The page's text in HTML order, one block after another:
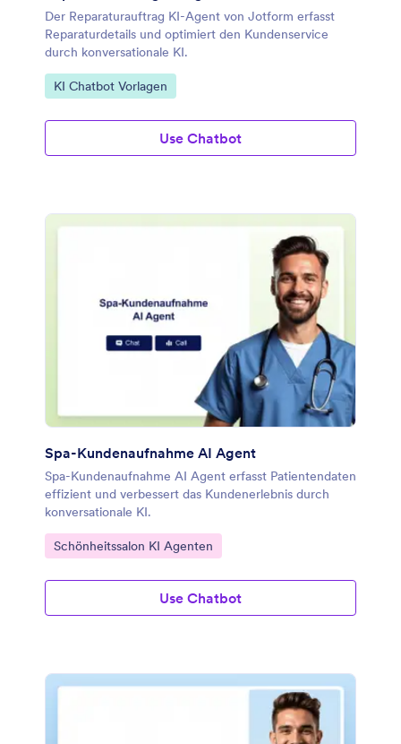
Der Reparaturauftrag KI-Agent von Jotform erfasst
Reparaturdetails und optimiert den Kundenservice
durch konversationale KI.
Zur Kategorie:
KI Chatbot Vorlagen
Use Chatbot
Spa-Kundenaufnahme AI Agent
Spa-Kundenaufnahme AI Agent erfasst Patientendaten
effizient und verbessert das Kundenerlebnis durch
konversationale KI.
Zur Kategorie:
Schönheitssalon KI Agenten
Use Chatbot